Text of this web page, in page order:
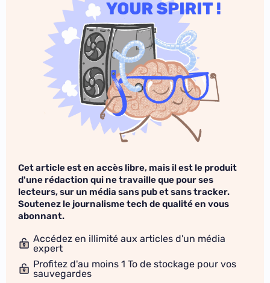
Cet article est en accès libre, mais il est le produit
d'une rédaction qui ne travaille que pour ses
lecteurs, sur un média sans pub et sans tracker.
Soutenez le journalisme tech de qualité en vous
abonnant.
Accédez en illimité aux articles d'un média
expert
Profitez d'au moins 1 To de stockage pour vos
sauvegardes